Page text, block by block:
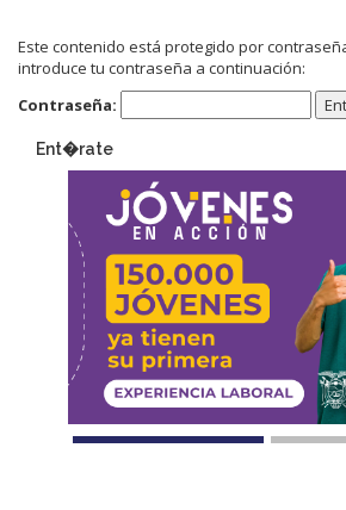
Este contenido está protegido por
introduce tu contraseña a continuación:
Contraseña:
Ent�rate